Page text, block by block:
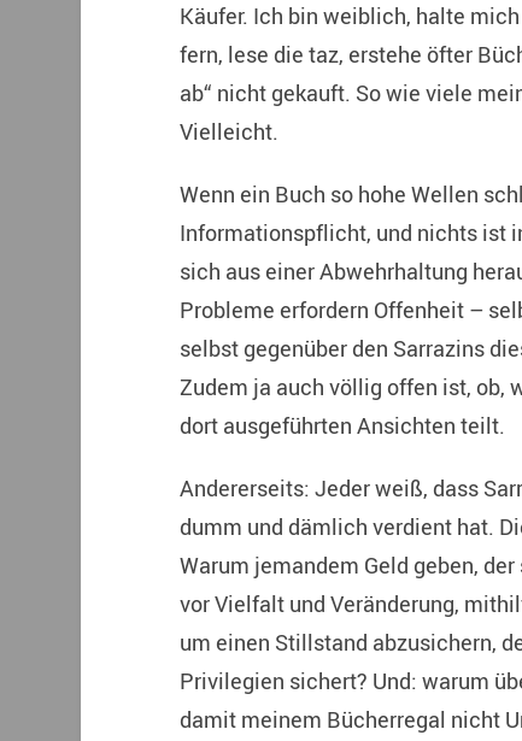
Käufer. Ich bin weiblich, halte
fern, lese die taz, erstehe öfter
ab“ nicht gekauft. So wie viele
Vielleicht.
Wenn ein Buch so hohe Wellen
Informationspflicht, und nichts ist
sich aus einer Abwehrhaltung
Probleme erfordern Offenheit –
selbst gegenüber den Sarrazins
Zudem ja auch völlig offen ist, ob,
dort ausgeführten Ansichten teilt.
Andererseits: Jeder weiß, dass
dumm und dämlich verdient hat.
Warum jemandem Geld geben,
vor Vielfalt und Veränderung,
um einen Stillstand abzusichern,
Privilegien sichert? Und: warum
damit meinem Bücherregal nicht